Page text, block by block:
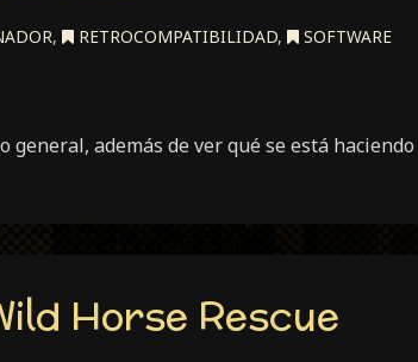
, RETROCOMPATIBILIDAD, SOFTWARE
además de ver qué se está haciendo
Horse Rescue